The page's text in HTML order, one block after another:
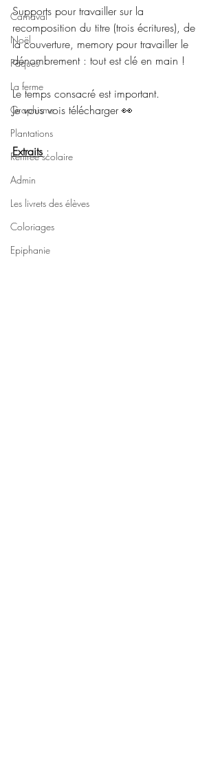
Carnaval
Noël
Pâques
La ferme
Graphisme
Plantations
Rentrée scolaire
Admin
Les livrets des élèves
Coloriages
Epiphanie
Supports pour travailler sur la
recomposition du titre (trois écritures), de
la couverture, memory pour travailler le
dénombrement : tout est clé en main !
Le temps consacré est important.
Je vous vois télécharger 👀
Extraits :